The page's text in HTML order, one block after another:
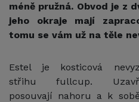
méně pružná. Obvod je z
jeho okraje mají
tomu se vám už na těle
Estel je kosticová
střihu fullcup.
posouvají nahoru a k